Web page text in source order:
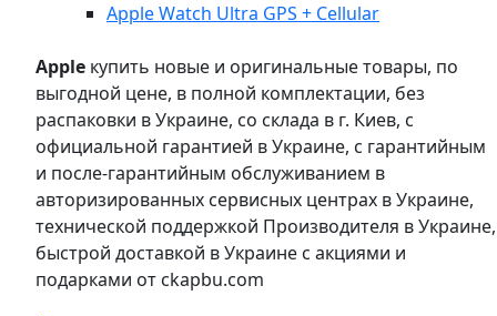
Apple Watch Ultra GPS + Cellular
Apple купить новые и оригинальные товары, по
выгодной цене, в полной комплектации, без
распаковки в Украине, со склада в г. Киев, с
официальной гарантией в Украине, с гарантийным
и после-гарантийным обслуживанием в
авторизированных сервисных центрах в Украине,
технической поддержкой Производителя в Украине,
быстрой доставкой в Украине с акциями и
подарками от ckapbu.com